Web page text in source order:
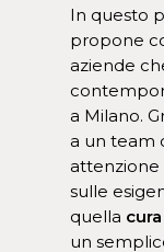
In questo
propone
aziende
a Milano.
a un team
attenzione
sulle
quella
un